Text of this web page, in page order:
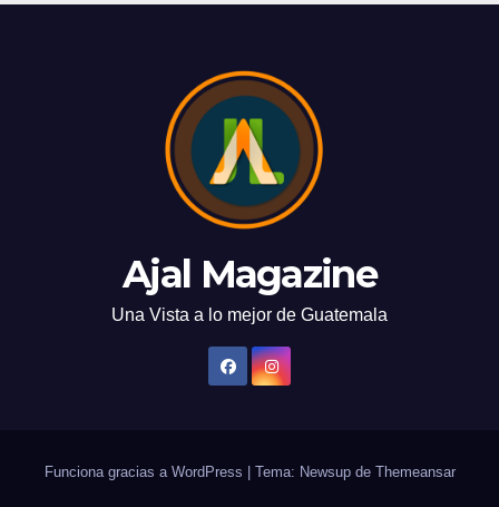
Ajal Magazine
Una Vista a lo mejor de Guatemala
Funciona gracias a WordPress | Tema: Newsup de Themeansar